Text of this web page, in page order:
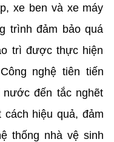
xe ben và xe máy
trình đảm bảo quá
trì được thực hiện
nghệ tiên tiến
đến tắc nghẽt
hiệu quả, đảm
thống nhà vệ sinh